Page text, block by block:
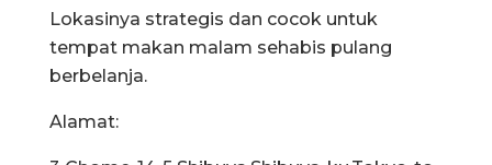
Lokasinya strategis dan cocok untuk
tempat makan malam sehabis pulang
berbelanja.
Alamat: